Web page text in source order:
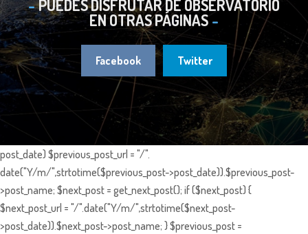
PUEDES DISFRUTAR DE OBSERVATORIO
EN OTRAS PÁGINAS
Facebook Twitter
post_date) $previous_post_url = "/".
date("Y/m/",strtotime($previous_post->post_date)).$previous_post-
>post_name; $next_post = get_next_post(); if ($next_post) {
$next_post_url = "/".date("Y/m/",strtotime($next_post-
>post_date)).$next_post->post_name; } $previous_post =